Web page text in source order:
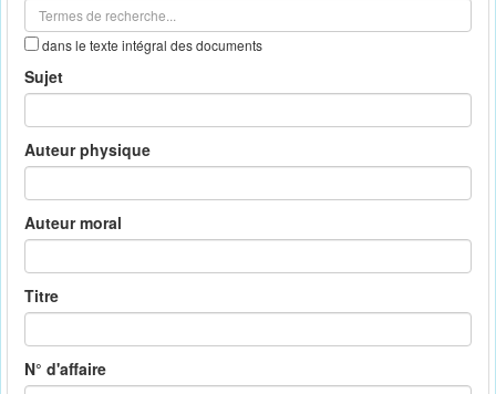
dans le texte intégral des documents
Sujet
Auteur physique
Auteur moral
Titre
N° d'affaire